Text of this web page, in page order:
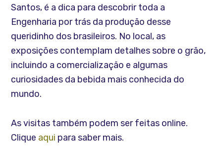
Santos, é a dica para descobrir toda a
Engenharia por trás da produção desse
queridinho dos brasileiros. No local, as
exposições contemplam detalhes sobre o grão,
incluindo a comercialização e algumas
curiosidades da bebida mais conhecida do
mundo.
As visitas também podem ser feitas online.
Clique aqui para saber mais.